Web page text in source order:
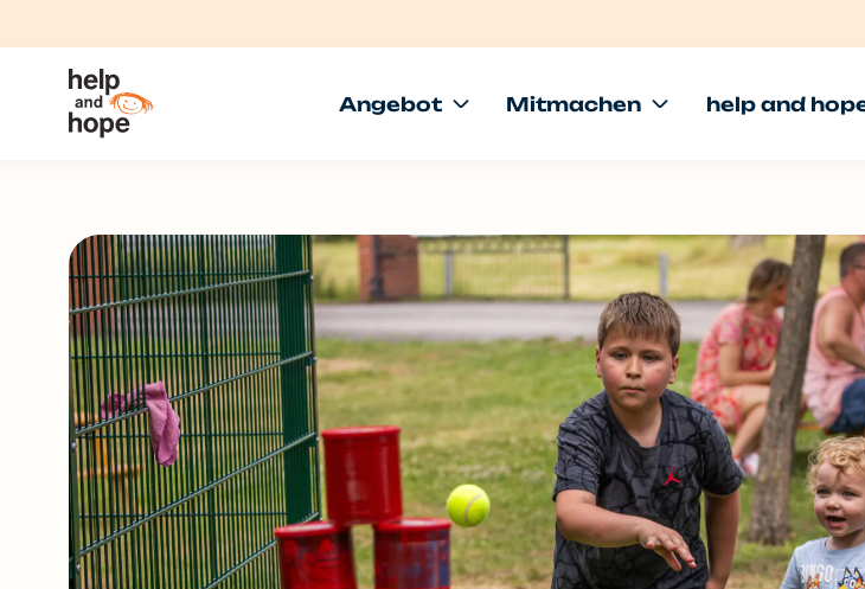
Angebot Mitmachen help and